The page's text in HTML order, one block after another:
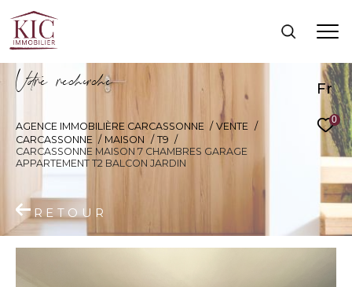
Fr
0
Vore recece
AGENCE IMMOBILIÈRE CARCASSONNE
VENTE
CARCASSONNE
MAISON
T9
CARCASSONNE MAISON 7 CHAMBRES GARAGE
APPARTEMENT T2 BALCON JARDIN
RETOUR